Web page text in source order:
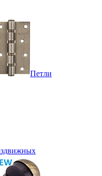
Петли